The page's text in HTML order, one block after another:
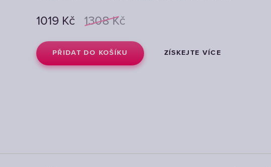
1019 Kč 1308 Kč
PŘIDAT DO KOŠÍKU ZÍSKEJTE VÍCE
1019 Kč 1308 Kč
PŘIDAT DO KOŠÍKU ZÍSKEJTE VÍCE
1019 Kč 1308 Kč
PŘIDAT DO KOŠÍKU ZÍSKEJTE VÍCE